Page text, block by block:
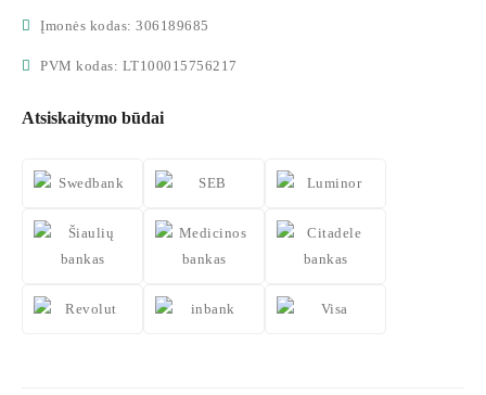
Įmonės kodas: 306189685
PVM kodas: LT100015756217
Atsiskaitymo būdai